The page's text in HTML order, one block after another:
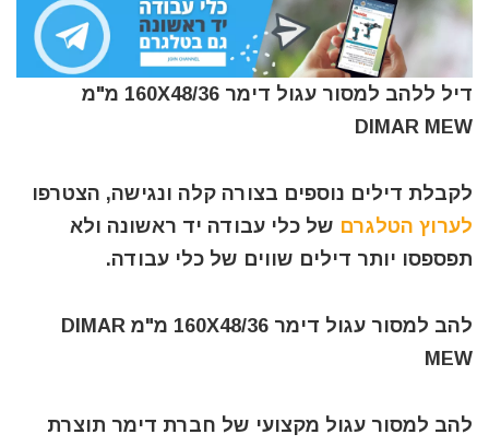
דיל ללהב למסור עגול דימר 160X48/36 מ"מ
DIMAR MEW
לקבלת דילים נוספים בצורה קלה ונגישה, הצטרפו
לערוץ הטלגרם של כלי עבודה יד ראשונה ולא
תפספסו יותר דילים שווים של כלי עבודה.
להב למסור עגול דימר 160X48/36 מ"מ DIMAR
MEW
להב למסור עגול מקצועי של חברת דימר תוצרת